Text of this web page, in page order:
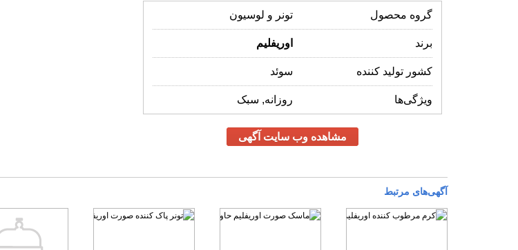
گروه محصول تونر و لوسیون
برند اوریفلیم
کشور تولید کننده سوئد
ویژگی‌ها روزانه, سبک
مشاهده وب سایت آگهی
آگهی‌های مرتبط